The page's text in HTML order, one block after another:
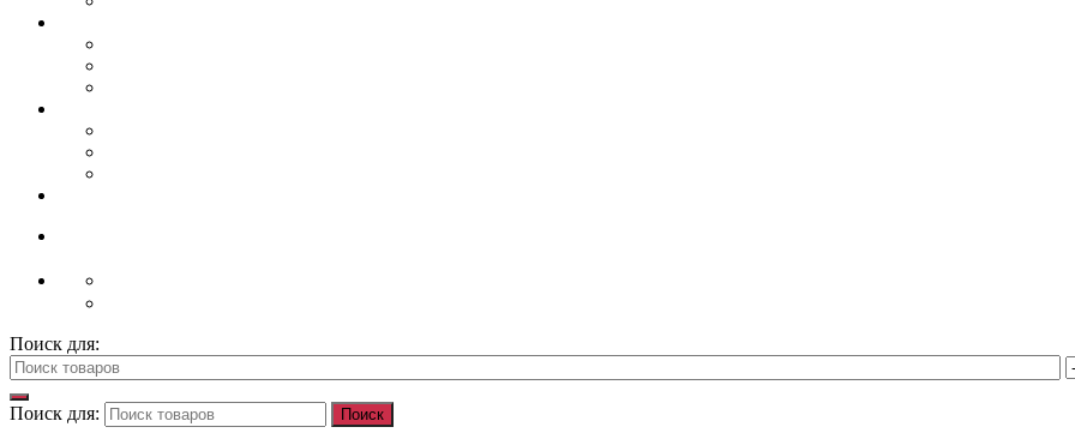
Поиск для:
Поиск для: Поиск